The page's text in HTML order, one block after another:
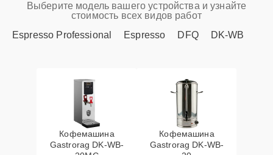
Выберите модель вашего устройства и узнайте
стоимость всех видов работ
Espresso Professional
Espresso DFQ DK-WB
Кофемашина
Gastrorag DK-WB-
Кофемашина
Gastrorag DK-WB-